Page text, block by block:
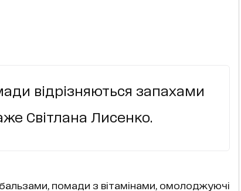
відрізняються запахами
Світлана Лисенко.
бальзами, помади з вітамінами, омолоджуючі